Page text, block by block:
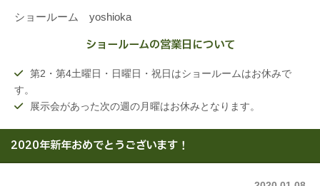
ショールーム yoshioka
ショールームの営業日について
第2・第4土曜日・日曜日・祝日はショールームはお休みで
す。
展示会があった次の週の月曜はお休みとなります。
2020年新年おめでとうございます！